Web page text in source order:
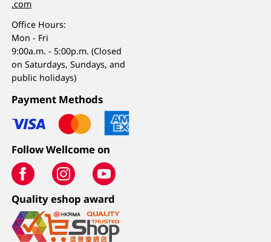
.com
Office Hours:
Mon - Fri
9:00a.m. - 5:00p.m. (Closed
on Saturdays, Sundays, and
public holidays)
Payment Methods
Follow Wellcome on
Quality eshop award